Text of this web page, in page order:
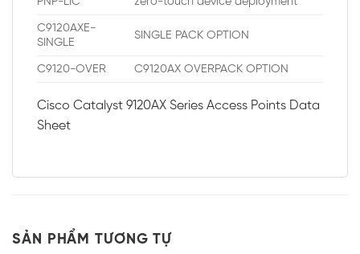
C9120AXE-
SINGLE
SINGLE PACK OPTION
C9120-OVER C9120AX OVERPACK OPTION
Cisco Catalyst 9120AX Series Access Points Data
Sheet
SẢN PHẨM TƯƠNG TỰ